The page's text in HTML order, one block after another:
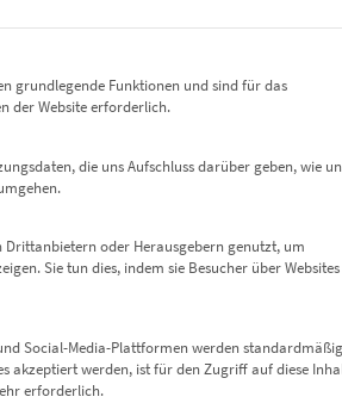
Enthält 19% Mwst.
zzgl.Versand
Gruppen, für die eine Einwilligung
grundlegende Funktionen und sind für das
der Website erforderlich.
die uns Aufschluss darüber geben, wie
Drittanbietern oder Herausgebern genutzt, um
Sie tun dies, indem sie Besucher über Websites
Social-Media-Plattformen werden standardmäßig
akzeptiert werden, ist für den Zugriff auf diese
erforderlich.